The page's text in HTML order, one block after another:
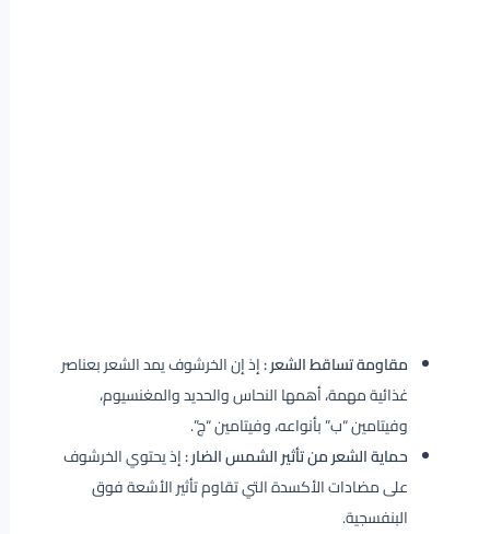
مقاومة تساقط الشعر :إذ إن الخرشوف يمد الشعر بعناصر
غذائية مهمة، أهمها النحاس والحديد والمغنسيوم،
وفيتامين “ب” بأنواعه، وفيتامين “ج”.
حماية الشعر من تأثير الشمس الضار :إذ يحتوي الخرشوف
على مضادات الأكسدة التي تقاوم تأثير الأشعة فوق
البنفسجية.